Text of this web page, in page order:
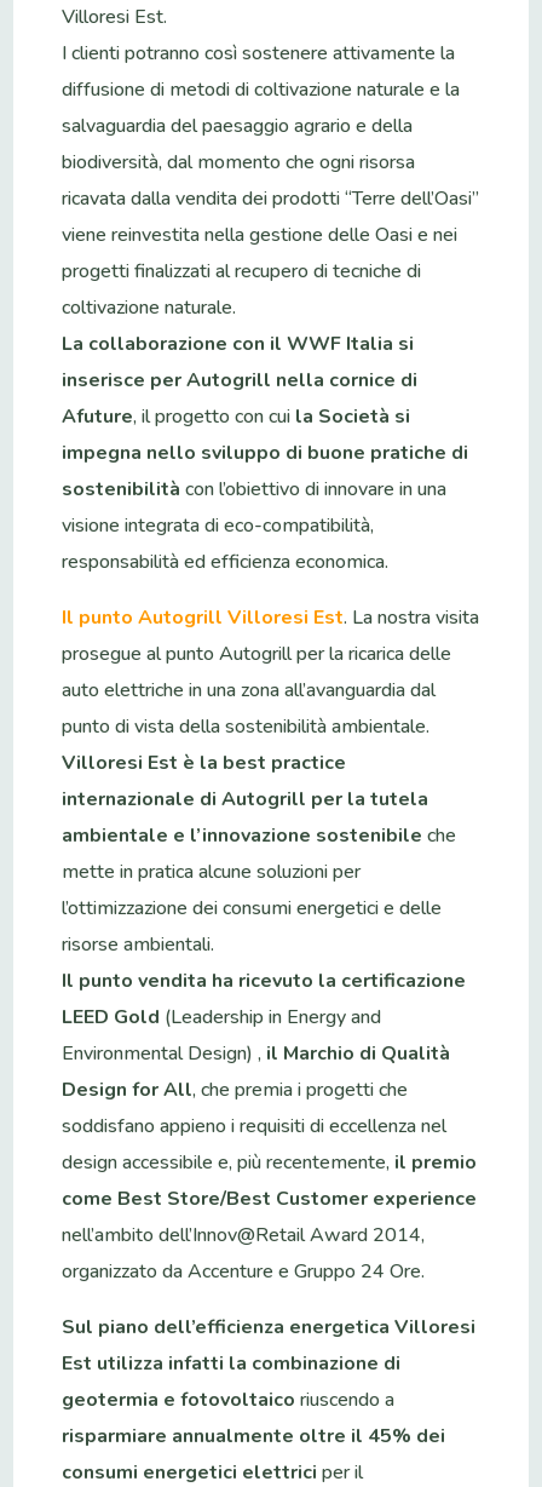
Villoresi Est.
I clienti potranno così sostenere attivamente la
diffusione di metodi di coltivazione naturale e la
salvaguardia del paesaggio agrario e della
biodiversità, dal momento che ogni risorsa
ricavata dalla vendita dei prodotti “Terre dell’Oasi”
viene reinvestita nella gestione delle Oasi e nei
progetti finalizzati al recupero di tecniche di
coltivazione naturale.
La collaborazione con il WWF Italia si
inserisce per Autogrill nella cornice di
Afuture, il progetto con cui la Società si
impegna nello sviluppo di buone pratiche di
sostenibilità con l’obiettivo di innovare in una
visione integrata di eco-compatibilità,
responsabilità ed efficienza economica.
Il punto Autogrill Villoresi Est. La nostra visita
prosegue al punto Autogrill per la ricarica delle
auto elettriche in una zona all’avanguardia dal
punto di vista della sostenibilità ambientale.
Villoresi Est è la best practice
internazionale di Autogrill per la tutela
ambientale e l’innovazione sostenibile che
mette in pratica alcune soluzioni per
l’ottimizzazione dei consumi energetici e delle
risorse ambientali.
Il punto vendita ha ricevuto la certificazione
LEED Gold (Leadership in Energy and
Environmental Design) , il Marchio di Qualità
Design for All, che premia i progetti che
soddisfano appieno i requisiti di eccellenza nel
design accessibile e, più recentemente, il premio
come Best Store/Best Customer experience
nell’ambito dell’Innov@Retail Award 2014,
organizzato da Accenture e Gruppo 24 Ore.
Sul piano dell’efficienza energetica Villoresi
Est utilizza infatti la combinazione di
geotermia e fotovoltaico riuscendo a
risparmiare annualmente oltre il 45% dei
consumi energetici elettrici per il